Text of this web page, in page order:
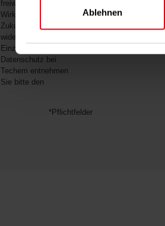
Erfahren Sie mehr darüber,
Damit Sie unsere Webseite
Cookies eingesetzt. Weitere
finden Sie in unseren
Ablehnen
freiwillig und ist mit
Wirkung für die
Zukunft jederzeit
widerrufbar.
Einzelheiten zum
Datenschutz bei
Techem entnehmen
Sie bitte den
*Pflichtfelder